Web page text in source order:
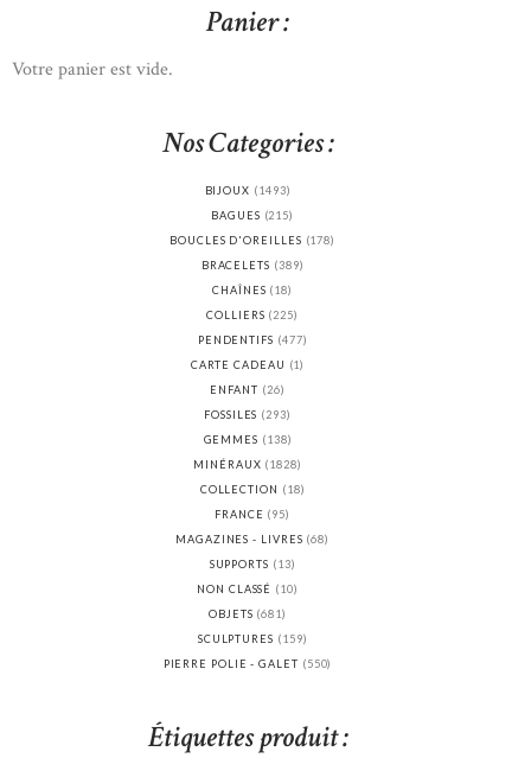
Panier :
Votre panier est vide.
Nos Categories :
BIJOUX (1493)
BAGUES (215)
BOUCLES D'OREILLES (178)
BRACELETS (389)
CHAÎNES (18)
COLLIERS (225)
PENDENTIFS (477)
CARTE CADEAU (1)
ENFANT (26)
FOSSILES (293)
GEMMES (138)
MINÉRAUX (1828)
COLLECTION (18)
FRANCE (95)
MAGAZINES - LIVRES (68)
SUPPORTS (13)
NON CLASSÉ (10)
OBJETS (681)
SCULPTURES (159)
PIERRE POLIE - GALET (550)
Étiquettes produit :